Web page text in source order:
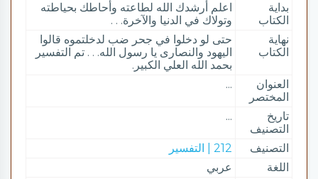
بداية
الكتاب
اعلم أرشدك الله لطاعته وأحاطك بحياطته
وتولاك في الدنيا والآخرة. . .
نهاية
الكتاب
حتى لو دخلوا في جحر ضب لدخلتموه قالوا
اليهود والنصارى يا رسول الله. . . تم التفسير
بحمد الله العلي الكبير.
العنوان
المختصر
...
تاريخ
التصنيف
...
التصنيف
212 | التفسير
اللغة
عربي